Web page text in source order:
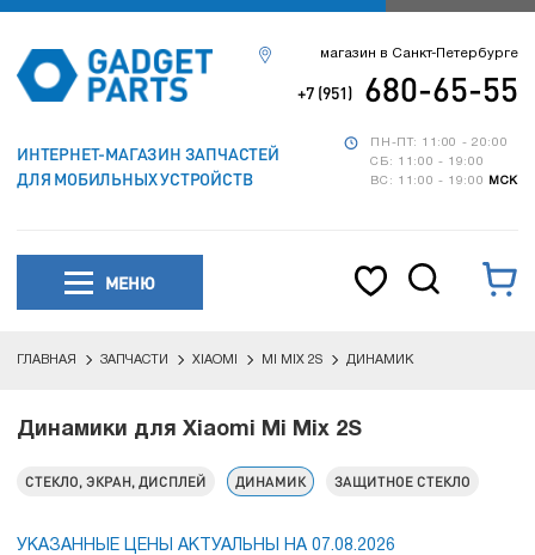
ИНТЕРНЕТ-МАГАЗИН ЗАПЧАСТЕЙ
ДЛЯ МОБИЛЬНЫХ УСТРОЙСТВ
ПН-ПТ: 11:00 - 20:00
СБ: 11:00 - 19:00
ВС: 11:00 - 19:00
МСК
магазин в Санкт-Петербурге
+7 (951) 680-65-55
МЕНЮ
ГЛАВНАЯ ЗАПЧАСТИ XIAOMI MI MIX 2S ДИНАМИК
Динамики для Xiaomi Mi Mix 2S
СТЕКЛО, ЭКРАН, ДИСПЛЕЙ ДИНАМИК ЗАЩИТНОЕ СТЕКЛО
УКАЗАННЫЕ ЦЕНЫ АКТУАЛЬНЫ НА 07.08.2026